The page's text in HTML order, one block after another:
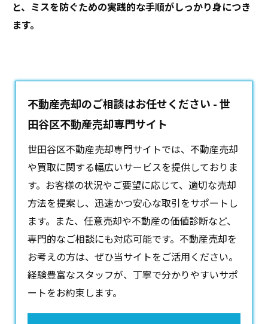
と、ミスを防ぐための実践的な手順がしっかり身につき
ます。
不動産売却のご相談はお任せください - 世
田谷区不動産売却専門サイト
世田谷区不動産売却専門サイトでは、 不動産売却
や買取に関する幅広いサービスを提供しておりま
す。お客様の状況やご要望に応じて、適切な売却
方法を提案し、迅速かつ安心な取引をサポートし
ます。また、任意売却や不動産の価値診断など、
専門的なご相談にも対応可能です。不動産売却を
お考えの方は、ぜひ当サイトをご活用ください。
経験豊富なスタッフが、丁寧で分かりやすいサポ
ートをお約束します。